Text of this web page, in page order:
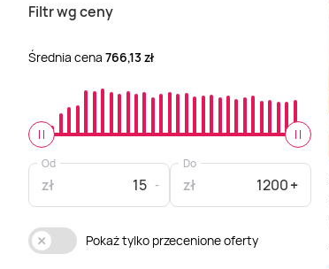
Filtr wg ceny
Średnia cena 766,13 zł
Od
zł
Do
zł
Pokaż tylko przecenione oferty